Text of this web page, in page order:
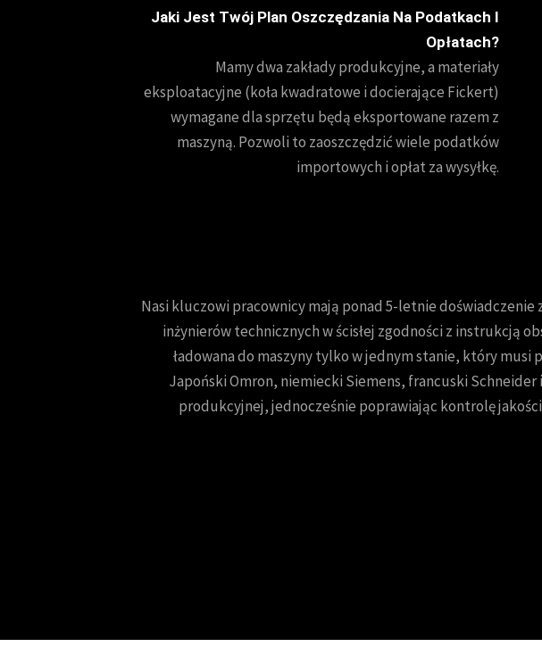
Jaki Jest Twój Plan Oszczędzania Na Podatkach I
Opłatach?
Mamy dwa zakłady produkcyjne, a materiały
eksploatacyjne (koła kwadratowe i docierające Fickert)
wymagane dla sprzętu będą eksportowane razem z
maszyną. Pozwoli to zaoszczędzić wiele podatków
importowych i opłat za wysyłkę.
Nasi kluczowi pracownicy mają ponad 5-letnie
inżynierów technicznych w ścisłej zgodności z instrukcją
ładowana do maszyny tylko w jednym stanie, który
Japoński Omron, niemiecki Siemens, francuski
produkcyjnej, jednocześnie poprawiając kontrolę